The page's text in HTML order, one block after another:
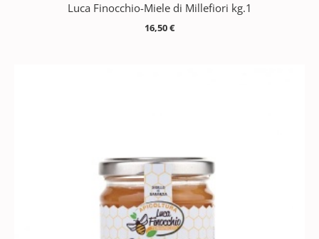
Luca Finocchio-Miele di Millefiori kg.1
16,50€